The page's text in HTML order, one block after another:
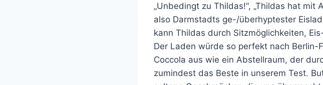
„Unbedingt zu Thildas!“, „Thildas hat
also Darmstadts ge-/überhyptester
kann Thildas durch Sitzmöglichkeiten,
Der Laden würde so perfekt nach Berlin-
Coccola aus wie ein Abstellraum, der
zumindest das Beste in unserem Test.